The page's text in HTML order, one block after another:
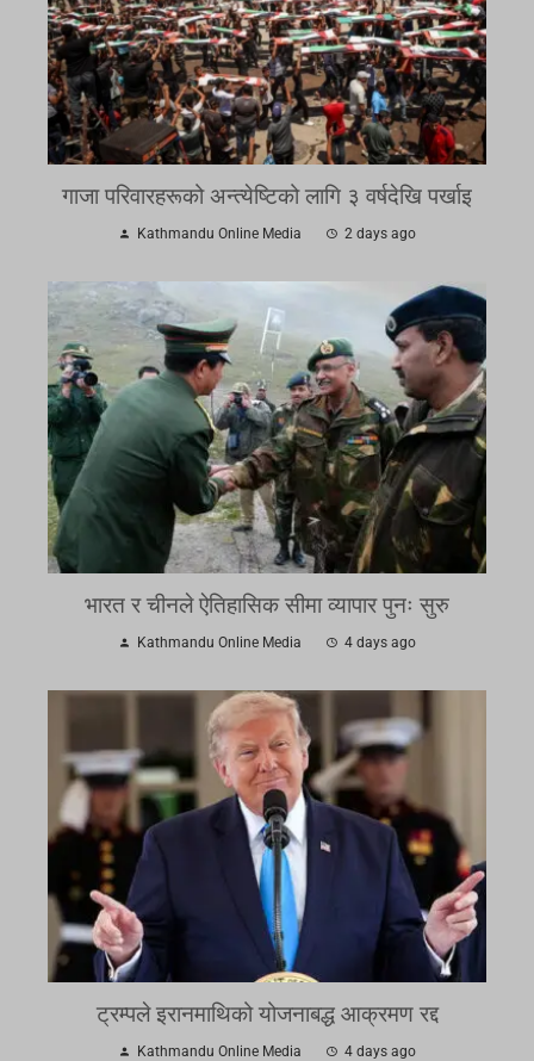
गाजा परिवारहरूको अन्त्येष्टिको लागि ३ वर्षदेखि पर्खाइ
Kathmandu Online Media 2 days ago
भारत र चीनले ऐतिहासिक सीमा व्यापार पुनः सुरु
Kathmandu Online Media 4 days ago
ट्रम्पले इरानमाथिको योजनाबद्ध आक्रमण रद्द
Kathmandu Online Media 4 days ago